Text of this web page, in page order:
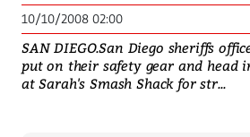
10/10/2008 02:00
SAN DIEGO.San Diego sheriffs
put on their safety gear and head
at Sarah's Smash Shack for str...